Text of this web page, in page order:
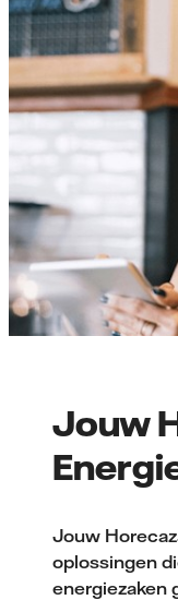
Jouw
Jouw
oplossingen
energiezaken